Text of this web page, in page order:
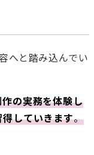
へと踏み込んでい
の実務を体験し
していきます。